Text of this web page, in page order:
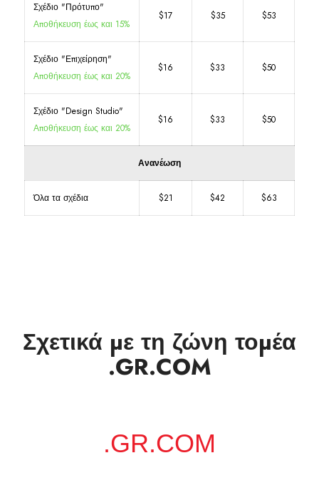
Σχέδιο "Πρότυπο"
Αποθήκευση έως και 15%
$17 $35 $53
Σχέδιο "Επιχείρηση"
Αποθήκευση έως και 20%
$16 $33 $50
Σχέδιο "Design Studio"
Αποθήκευση έως και 20%
$16 $33 $50
Ανανέωση
Όλα τα σχέδια $21 $42 $63
Σχετικά με τη ζώνη τομέα
.GR.COM